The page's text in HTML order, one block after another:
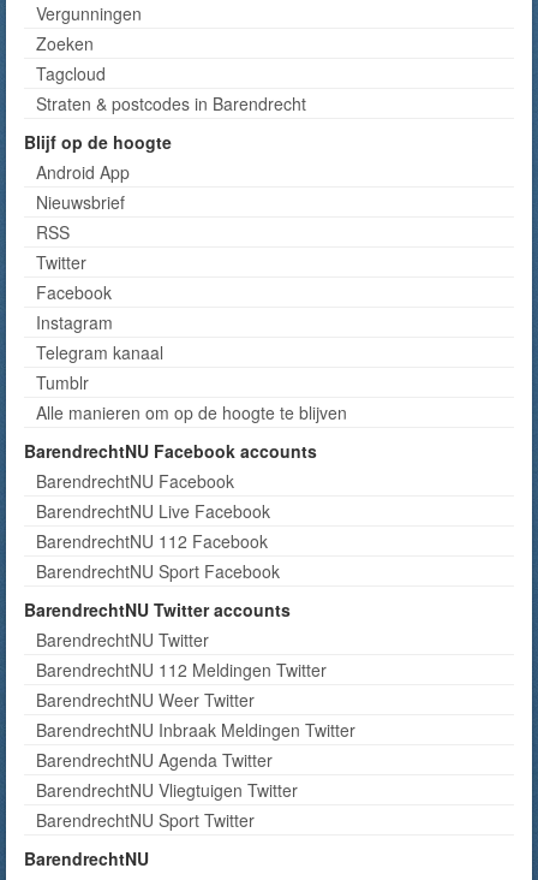
Vergunningen
Zoeken
Tagcloud
Straten & postcodes in Barendrecht
Blijf op de hoogte
Android App
Nieuwsbrief
RSS
Twitter
Facebook
Instagram
Telegram kanaal
Tumblr
Alle manieren om op de hoogte te blijven
BarendrechtNU Facebook accounts
BarendrechtNU Facebook
BarendrechtNU Live Facebook
BarendrechtNU 112 Facebook
BarendrechtNU Sport Facebook
BarendrechtNU Twitter accounts
BarendrechtNU Twitter
BarendrechtNU 112 Meldingen Twitter
BarendrechtNU Weer Twitter
BarendrechtNU Inbraak Meldingen Twitter
BarendrechtNU Agenda Twitter
BarendrechtNU Vliegtuigen Twitter
BarendrechtNU Sport Twitter
BarendrechtNU